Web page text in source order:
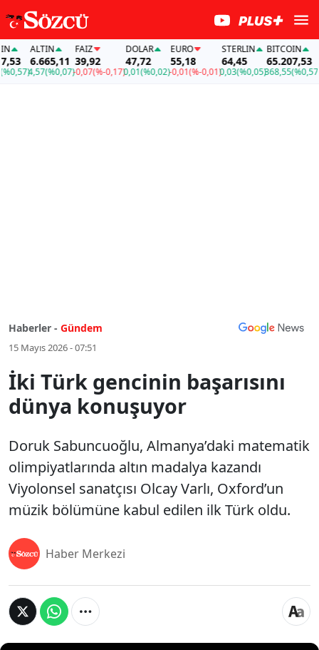
ALTIN
6.665,11
4,57(%0,07)
FAİZ
39,92
-0,07(%-0,17)
DOLAR
47,72
0,01(%0,02)
EURO
55,18
-0,01(%-0,01)
STERLIN
64,45
0,03(%0,05)
BITCOIN
65.207,53
368,55(%0,57)
Haberler - Gündem
15 Mayıs 2026 - 07:51
İki Türk gencinin başarısını
dünya konuşuyor
Doruk Sabuncuoğlu, Almanya’daki matematik
olimpiyatlarında altın madalya kazandı
Viyolonsel sanatçısı Olcay Varlı, Oxford’un
müzik bölümüne kabul edilen ilk Türk oldu.
Haber Merkezi